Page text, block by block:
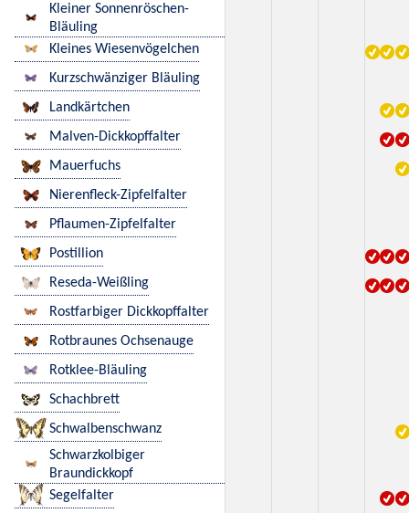
Kleiner Sonnenröschen-
Bläuling
Kleines Wiesenvögelchen
Kurzschwänziger Bläuling
Landkärtchen
Malven-Dickkopffalter
Mauerfuchs
Nierenfleck-Zipfelfalter
Pflaumen-Zipfelfalter
Postillion
Reseda-Weißling
Rostfarbiger Dickkopffalter
Rotbraunes Ochsenauge
Rotklee-Bläuling
Schachbrett
Schwalbenschwanz
Schwarzkolbiger
Braundickkopf
Segelfalter